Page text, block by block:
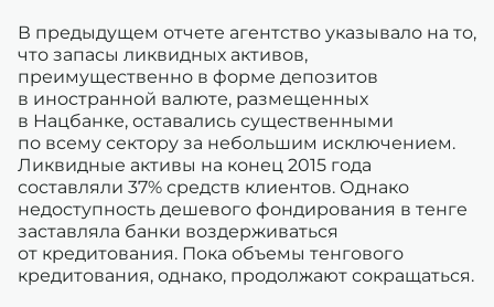
В предыдущем отчете агентство указывало на то,
что запасы ликвидных активов,
преимущественно в форме депозитов
в иностранной валюте, размещенных
в Нацбанке, оставались существенными
по всему сектору за небольшим исключением.
Ликвидные активы на конец 2015 года
составляли 37% средств клиентов. Однако
недоступность дешевого фондирования в тенге
заставляла банки воздерживаться
от кредитования. Пока объемы тенгового
кредитования, однако, продолжают сокращаться.